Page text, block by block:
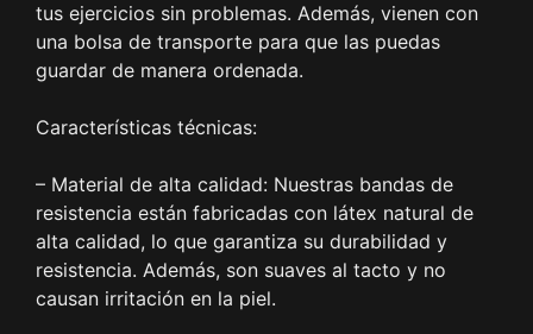
tus ejercicios sin problemas. Además, vienen con
una bolsa de transporte para que las puedas
guardar de manera ordenada.
Características técnicas:
– Material de alta calidad: Nuestras bandas de
resistencia están fabricadas con látex natural de
alta calidad, lo que garantiza su durabilidad y
resistencia. Además, son suaves al tacto y no
causan irritación en la piel.